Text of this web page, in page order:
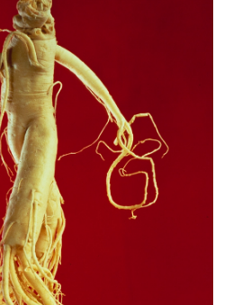
금동 미륵보살 반가 사유상
금동 미륵보살 반가 사유상